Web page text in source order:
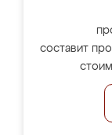
составит